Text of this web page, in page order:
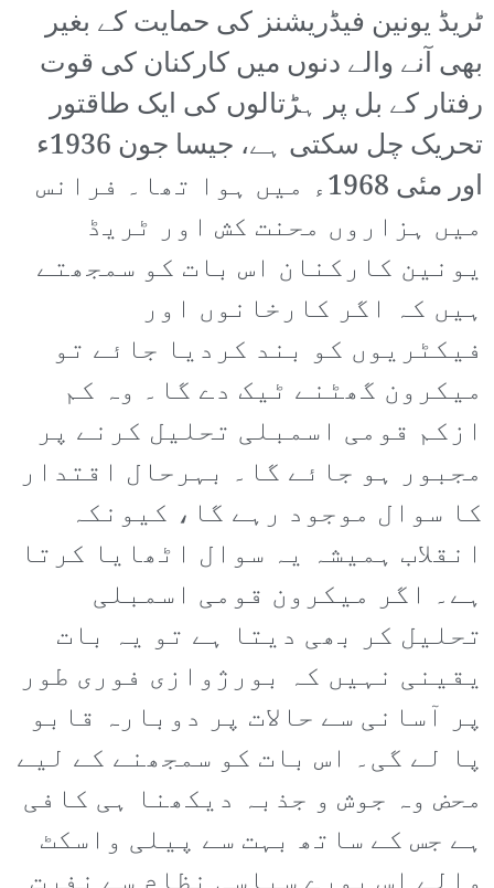
ٹریڈ یونین فیڈریشنز کی حمایت کے بغیر
بھی آنے والے دنوں میں کارکنان کی قوت
رفتار کے بل پر ہڑتالوں کی ایک طاقتور
تحریک چل سکتی ہے، جیسا جون 1936ء
اور مئی 1968ء میں ہوا تھا۔ فرانس
میں ہزاروں محنت کش اور ٹریڈ
یونین کارکنان اس بات کو سمجھتے
ہیں کہ اگر کارخانوں اور
فیکٹریوں کو بند کردیا جائے تو
میکرون گھٹنے ٹیک دے گا۔ وہ کم
ازکم قومی اسمبلی تحلیل کرنے پر
مجبور ہو جائے گا۔ بہرحال اقتدار
کا سوال موجود رہے گا، کیونکہ
انقلاب ہمیشہ یہ سوال اٹھایا کرتا
ہے۔ اگر میکرون قومی اسمبلی
تحلیل کر بھی دیتا ہے تو یہ بات
یقینی نہیں کہ بورژوازی فوری طور
پر آسانی سے حالات پر دوبارہ قابو
پا لے گی۔ اس بات کو سمجھنے کے لیے
محض وہ جوش و جذبہ دیکھنا ہی کافی
ہے جس کے ساتھ بہت سے پیلی واسکٹ